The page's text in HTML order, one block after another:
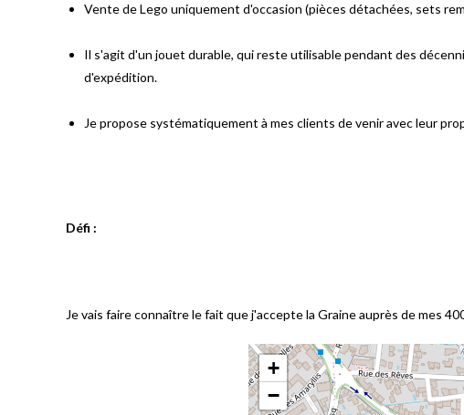
Vente de Lego uniquement d'occasion (pièces détachées, sets
Il s'agit d'un jouet durable, qui reste utilisable pendant des
d'expédition.
Je propose systématiquement à mes clients de venir avec leur
Défi :
Je vais faire connaître le fait que j'accepte la Graine auprès de mes
+
−